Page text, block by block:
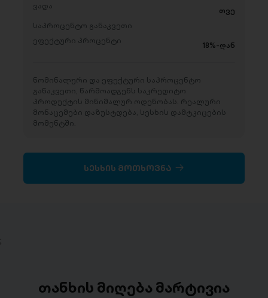
ვადა
თვე
საპროცენტო განაკვეთი
ეფექტური პროცენტი
18%-დან
ნომინალური და ეფექტური საპროცენტო
განაკვეთი, წარმოადგენს საკრედიტო
პროდუქტის მინიმალურ ოდენობას. რეალური
მონაცემები დაზუსტდება, სესხის დამტკიცების
მომენტში.
სესხის მოთხოვნა
;
თანხის მიღება მარტივია